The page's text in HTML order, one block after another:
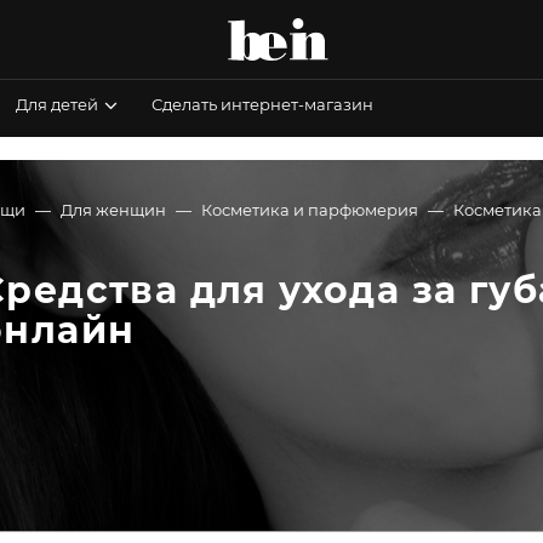
Для детей Сделать интернет-магазин
Для женщин Косметика и парфюмерия Косметика
для ухода за